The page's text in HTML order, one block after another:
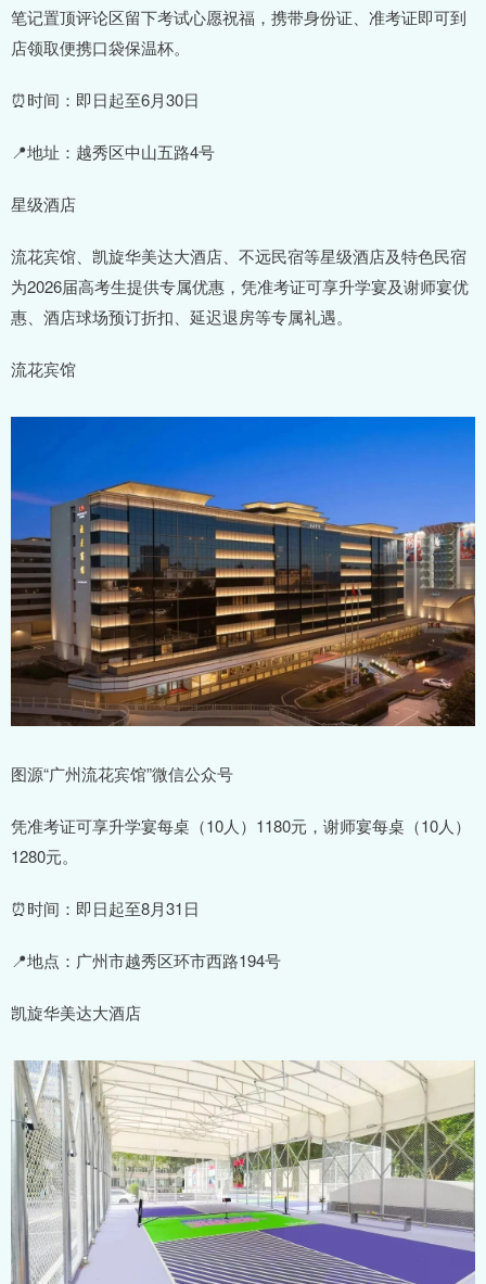
笔记置顶评论区留下考试心愿祝福，携带身份证、准考证即可到
店领取便携口袋保温杯。
⏰时间：即日起至6月30日
📍地址：越秀区中山五路4号
星级酒店
流花宾馆、凯旋华美达大酒店、不远民宿等星级酒店及特色民宿
为2026届高考生提供专属优惠，凭准考证可享升学宴及谢师宴优
惠、酒店球场预订折扣、延迟退房等专属礼遇。
流花宾馆
图源“广州流花宾馆”微信公众号
凭准考证可享升学宴每桌（10人）1180元，谢师宴每桌（10人）
1280元。
⏰时间：即日起至8月31日
📍地点：广州市越秀区环市西路194号
凯旋华美达大酒店